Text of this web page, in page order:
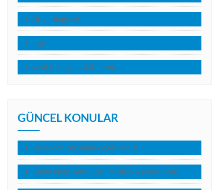
Giriş – Register
Login
Nasıl Hristiyan Olabilirim?
GÜNCEL KONULAR
Kuşlardan çok daha değerlisiniz!
Kutsal Kitap Tanrı Sözü müdür? – John Calvin